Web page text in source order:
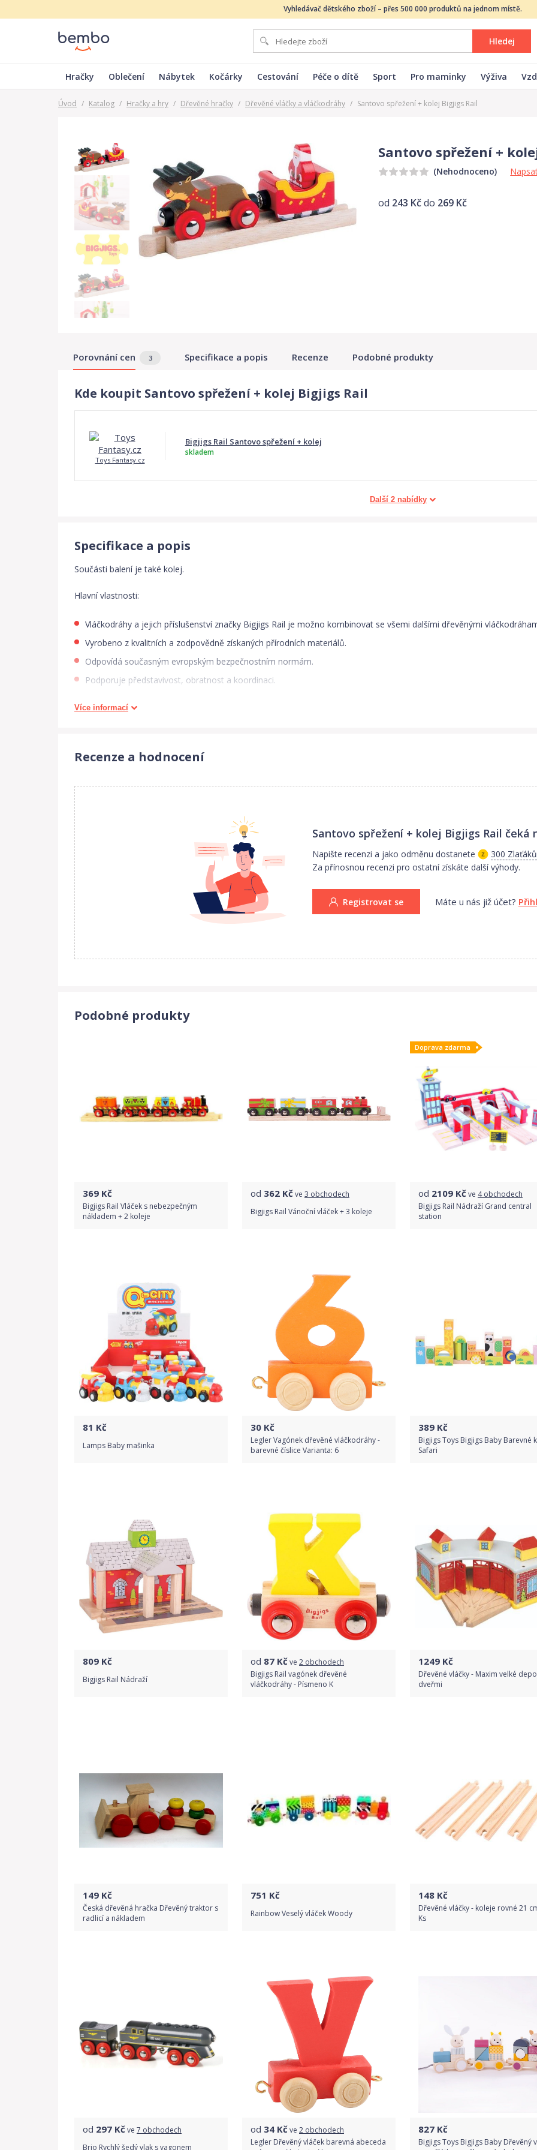
Vyhledávač dětského zboží – přes 500 000 produktů na jednom místě.
Hledej
Hračky Oblečení Nábytek Kočárky Cestování Péče o dítě Sport Pro maminky Výživa
Úvod / Katalog / Hračky a hry / Dřevěné hračky / Dřevěné vláčky a vláčkodráhy / Santovo spřežení + kolej Bigjigs Rail
Santovo spřežení +
(Nehodnoceno)
od 243 Kčdo 269 Kč
Porovnání cen 3 Specifikace a popis Recenze Podobné produkty
Kde koupit Santovo spřežení + kolej Bigjigs Rail
Toys Fantasy.cz
Bigjigs Rail Santovo spřežení + kolej
skladem
Další 2 nabídky
Specifikace a popis
Součásti balení je také kolej.
Hlavní vlastnosti:
Vláčkodráhy a jejich příslušenství značky Bigjigs Rail je možno kombinovat se všemi dalšími dřevěnými
Vyrobeno z kvalitních a zodpovědně získaných přírodních materiálů.
Odpovídá současným evropským bezpečnostním normám.
Podporuje představivost, obratnost a koordinaci.
východ. Nové značky kvalitních a nápaditých hraček si v Anglii všimly další velké prodejní firmy.
Velké Británii a západní Evropě podpořená loajálním, oddaným a tvrdě pracujícím týmem zaměstnanců. Veškeré
vyrobené jak tamtéž, tak i ve východní Evropě a jihovýchodní Asii. Kvalita hraček značky Bigjigs Toys je testována a
Více informací
Recenze a hodnocení
Santovo spřežení + kolej Bigjigs Rail čeká
Napište recenzi a jako odměnu dostanete
300 Zlaťáků
Za přínosnou recenzi pro ostatní získáte další výhody.
Registrovat se Máte u nás již účet?
Podobné produkty
369 Kč
Bigjigs Rail Vláček s nebezpečným
nákladem + 2 koleje
Detail produktu
od 362 Kčve 3 obchodech
Bigjigs Rail Vánoční vláček + 3 koleje
Doprava zdarma
od 2109 Kčve 4 obchodech
Bigjigs Rail Nádraží Grand central
station
81 Kč
Lamps Baby mašinka
30 Kč
Legler Vagónek dřevěné vláčkodráhy -
barevné číslice Varianta: 6
Detail produktu
389 Kč
Bigjigs Toys Bigjigs Baby Barevné
Safari
809 Kč
Bigjigs Rail Nádraží
od 87 Kčve 2 obchodech
Bigjigs Rail vagónek dřevěné
vláčkodráhy - Písmeno K
1249 Kč
Dřevěné vláčky - Maxim velké
dveřmi
149 Kč
Česká dřevěná hračka Dřevěný traktor s
radlicí a nákladem
751 Kč
Rainbow Veselý vláček Woody
Detail produktu
148 Kč
Dřevěné vláčky - koleje rovné 21
Ks
od 297 Kčve 7 obchodech
Brio Rychlý šedý vlak s vagonem
od 34 Kčve 2 obchodech
Legler Dřevěný vláček barevná abeceda
827 Kč
Bigjigs Toys Bigjigs Baby Dřevěný